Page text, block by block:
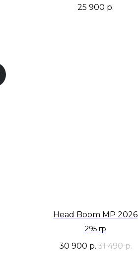
25 900 р.
Head Boom MP 2026
295 гр
30 900 р.31 490 р.